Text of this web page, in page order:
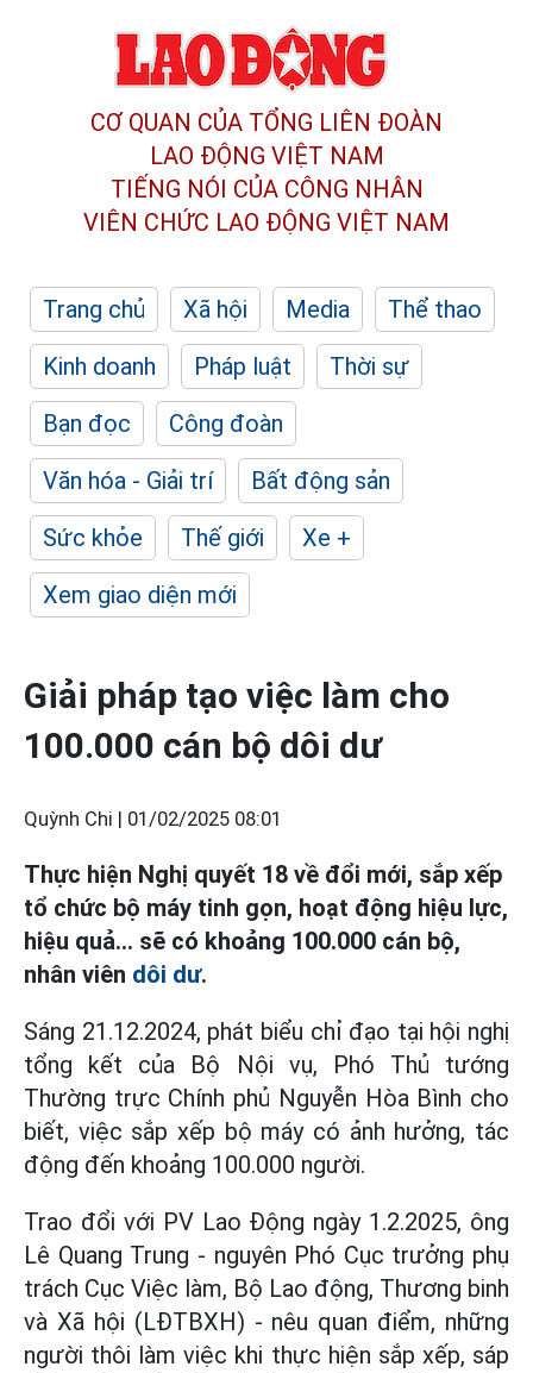
CƠ QUAN CỦA TỔNG LIÊN ĐOÀN
LAO ĐỘNG VIỆT NAM
TIẾNG NÓI CỦA CÔNG NHÂN
VIÊN CHỨC LAO ĐỘNG VIỆT NAM
Trang chủ Xã hội Media
Thể thao
Kinh doanh
Pháp luật
Thời sự
Bạn đọc
Công đoàn
Văn hóa - Giải trí
Bất động sản
Sức khỏe
Thế giới
Xe +
Xem giao diện mới
Giải pháp tạo việc làm cho
100.000 cán bộ dôi dư
Quỳnh Chi | 01/02/2025 08:01
Thực hiện Nghị quyết 18 về đổi mới, sắp xếp
tổ chức bộ máy tinh gọn, hoạt động hiệu lực,
hiệu quả… sẽ có khoảng 100.000 cán bộ,
nhân viên dôi dư.
Sáng 21.12.2024, phát biểu chỉ đạo tại hội nghị
tổng kết của Bộ Nội vụ, Phó Thủ tướng
Thường trực Chính phủ Nguyễn Hòa Bình cho
biết, việc sắp xếp bộ máy có ảnh hưởng, tác
động đến khoảng 100.000 người.
Trao đổi với PV Lao Động ngày 1.2.2025, ông
Lê Quang Trung - nguyên Phó Cục trưởng phụ
trách Cục Việc làm, Bộ Lao động, Thương binh
và Xã hội (LĐTBXH) - nêu quan điểm, những
người thôi làm việc khi thực hiện sắp xếp, sáp